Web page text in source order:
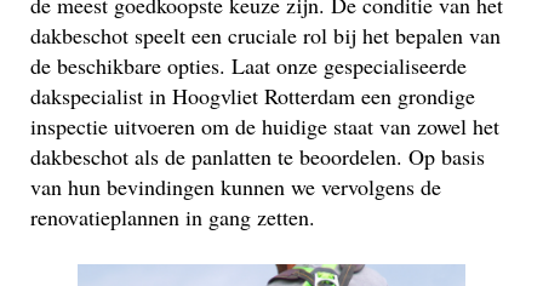
dakbeschot speelt een cruciale rol bij het bepalen van
de beschikbare opties. Laat onze gespecialiseerde
dakspecialist in Hoogvliet Rotterdam een grondige
inspectie uitvoeren om de huidige staat van zowel het
dakbeschot als de panlatten te beoordelen. Op basis
van hun bevindingen kunnen we vervolgens de
renovatieplannen in gang zetten.